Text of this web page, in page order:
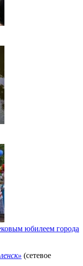
юбилеем города
(сетевое